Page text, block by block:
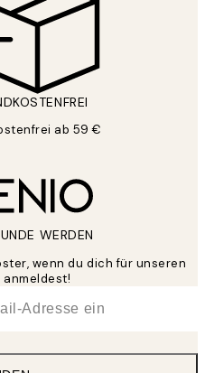
ab 59 €
WERDEN
wenn du dich für unseren